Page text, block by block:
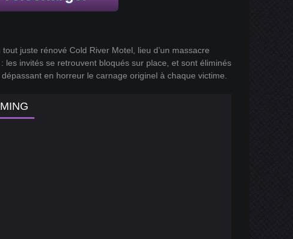
juste rénové Cold River Motel, lieu d’un massacre
les invités se retrouvent bloqués sur place, et sont éliminés
en horreur le carnage originel à chaque victime.